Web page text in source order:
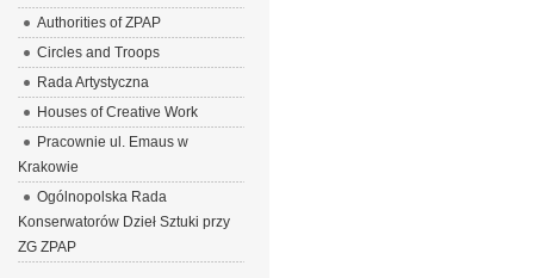
Authorities of ZPAP
Circles and Troops
Rada Artystyczna
Houses of Creative Work
Pracownie ul. Emaus w
Krakowie
Ogólnopolska Rada
Konserwatorów Dzieł Sztuki przy
ZG ZPAP